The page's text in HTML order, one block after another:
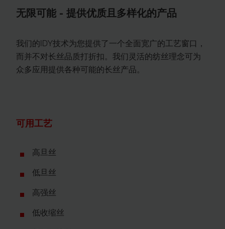
无限可能 - 提供优质且多样化的产品
我们的IDY技术为您提供了一个全面宽广的工艺窗口，
而并不对长丝品质打折扣。我们灵活的纺丝理念可为
众多应用提供各种可能的长丝产品。
可用工艺
高旦丝
低旦丝
高强丝
低收缩丝